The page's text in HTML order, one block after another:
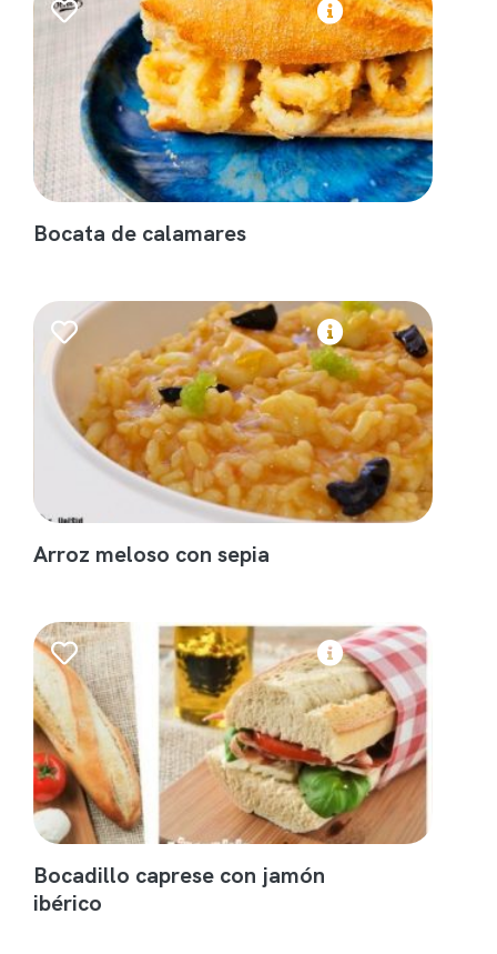
Bocata de calamares
Arroz meloso con sepia
Bocadillo caprese con jamón
ibérico